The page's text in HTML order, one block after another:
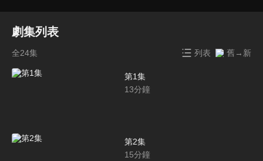
劇集列表
全24集 列表 舊→新
第1集
13分鐘
第2集
15分鐘